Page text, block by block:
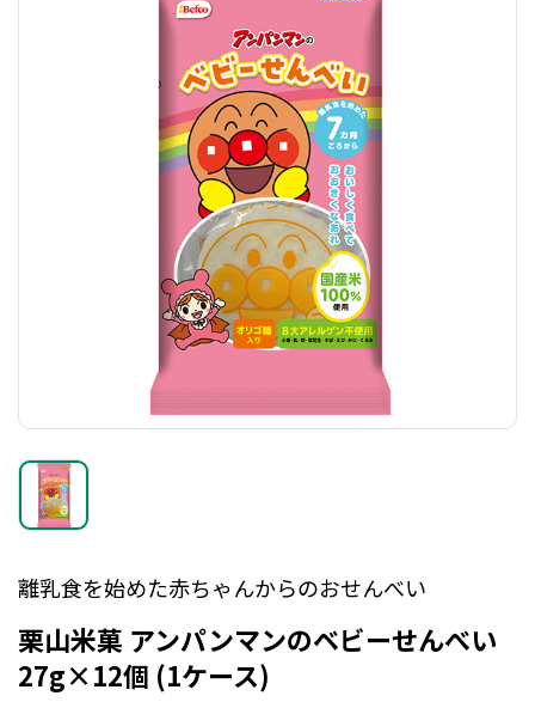
離乳食を始めた赤ちゃんからのおせんべい
栗山米菓 アンパンマンのベビーせんべい
27g×12個 (1ケース)